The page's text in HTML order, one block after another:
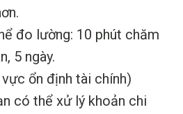
đo lường: 10 phút chăm
5 ngày.
ổn định tài chính)
có thể xử lý khoản chi